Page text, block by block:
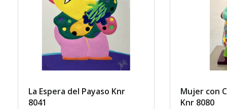
La Espera del Payaso Knr
8041
Mujer con
Knr 8080